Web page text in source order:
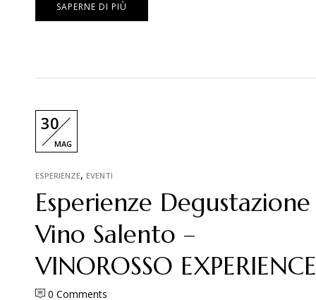
SAPERNE DI PIÙ
30
MAG
ESPERIENZE, EVENTI
Esperienze Degustazione
Vino Salento –
VINOROSSO EXPERIENCE
0 Comments